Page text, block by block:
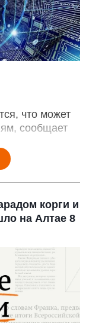
что может
сообщает
корги и
на Алтае 8